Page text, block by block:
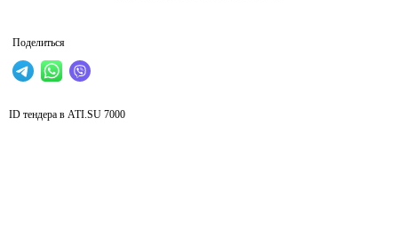
Поделиться
ID тендера в ATI.SU 7000